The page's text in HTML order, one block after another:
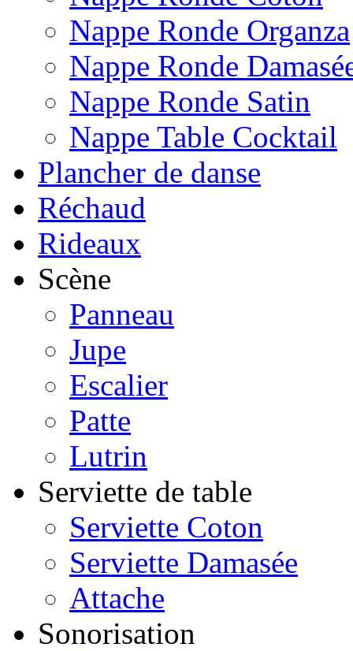
Nappe Ronde Organza
Nappe Ronde
Nappe Ronde Satin
Nappe Table Cocktail
Plancher de danse
Réchaud
Rideaux
Scène
Panneau
Jupe
Escalier
Patte
Lutrin
Serviette de table
Serviette Coton
Serviette Damasée
Attache
Sonorisation